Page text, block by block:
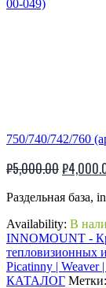
00-049)
750/740/742/760
₽5,000.00₽
Раздельная база,
Availability: В
INNOMOUNT -
тепловизионных
Picatinny | Weaver
КАТАЛОГ Метки: